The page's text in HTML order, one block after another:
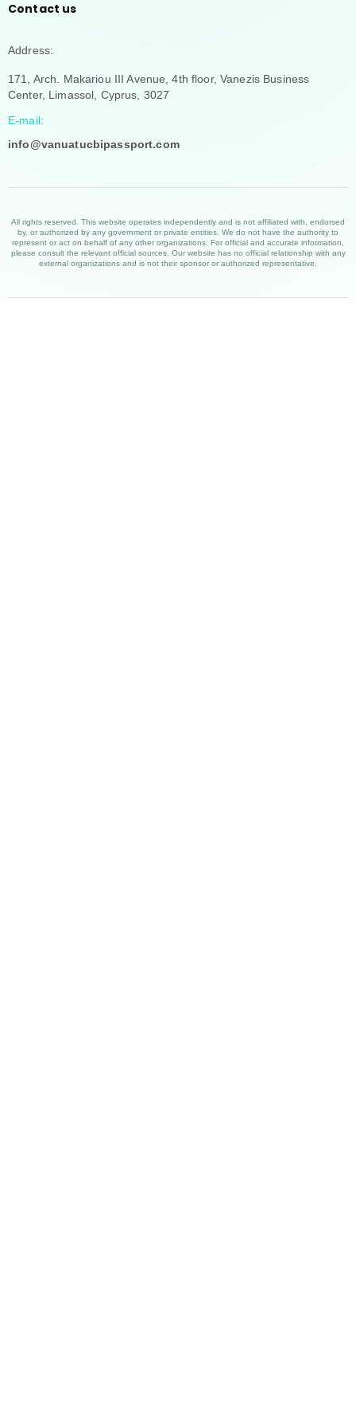
Contact us
Address:
171, Arch. Makariou III Avenue, 4th floor, Vanezis Business
Center, Limassol, Cyprus, 3027
E-mail:
info@vanuatucbipassport.com
All rights reserved. This website operates independently and is not affiliated with, endorsed
by, or authorized by any government or private entities. We do not have the authority to
represent or act on behalf of any other organizations. For official and accurate information,
please consult the relevant official sources. Our website has no official relationship with any
external organizations and is not their sponsor or authorized representative.